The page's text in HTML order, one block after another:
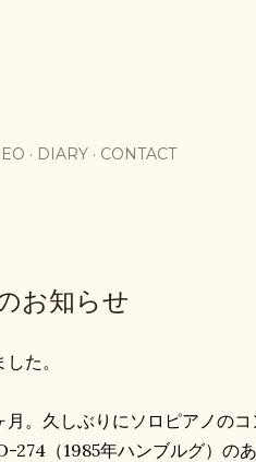
DIARY CONTACT
お知らせ
た。
。久しぶりにソロピアノのコ
274（1985年ハンブルグ）の